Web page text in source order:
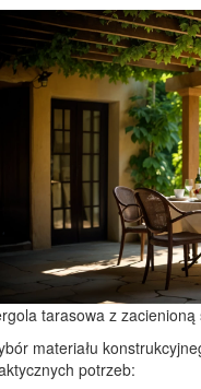
tarasowa z zacienioną
materiału
potrzeb: